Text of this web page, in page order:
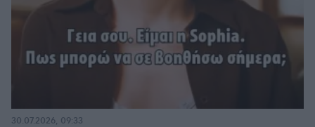
30.07.2026, 09:33